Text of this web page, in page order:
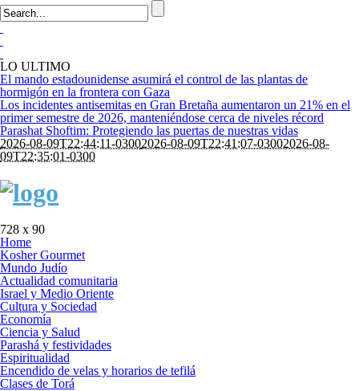
LO ULTIMO
El mando estadounidense asumirá el control de las plantas de
hormigón en la frontera con Gaza
Los incidentes antisemitas en Gran Bretaña aumentaron un 21% en el
primer semestre de 2026, manteniéndose cerca de niveles récord
Parashat Shoftim: Protegiendo las puertas de nuestras vidas
2026-08-09T22:44:11-03002026-08-09T22:41:07-03002026-08-
09T22:35:01-0300
728 x 90
Home
Kosher Gourmet
Mundo Judío
Actualidad comunitaria
Israel y Medio Oriente
Cultura y Sociedad
Economía
Ciencia y Salud
Parashá y festividades
Espiritualidad
Encendido de velas y horarios de tefilá
Clases de Torá